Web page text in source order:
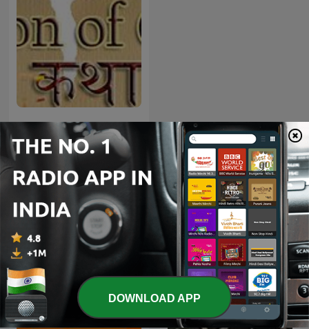
कथा संसार KATHA SANSAR
International Technology podcasts
DOWNLOAD APP